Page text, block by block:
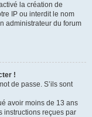
la création de
IP ou interdit le nom
administrateur du forum
!
de passe. S’ils sont
avoir moins de 13 ans
instructions reçues par